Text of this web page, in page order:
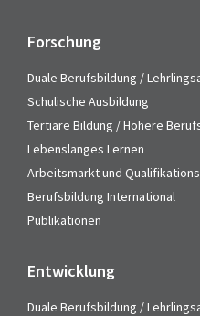
Forschung
Duale Berufsbildung /
Schulische Ausbildung
Tertiäre Bildung / Höhere
Lebenslanges Lernen
Arbeitsmarkt und
Berufsbildung International
Publikationen
Entwicklung
Duale Berufsbildung /